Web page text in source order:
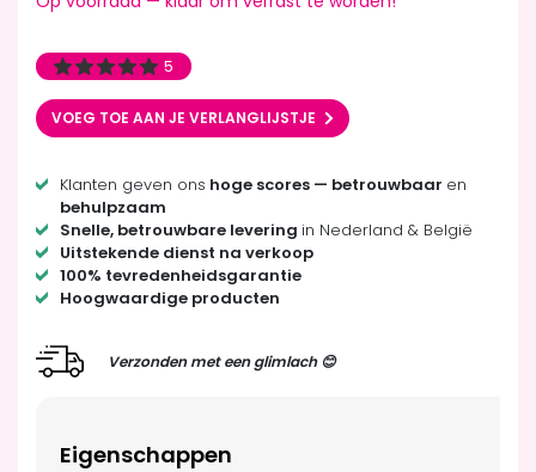
5
VOEG TOE AAN JE VERLANGLIJSTJE
Klanten geven ons hoge scores — betrouwbaar en
behulpzaam
Snelle, betrouwbare levering in Nederland & België
Uitstekende dienst na verkoop
100% tevredenheidsgarantie
Hoogwaardige producten
Verzonden met een glimlach 😊
Eigenschappen